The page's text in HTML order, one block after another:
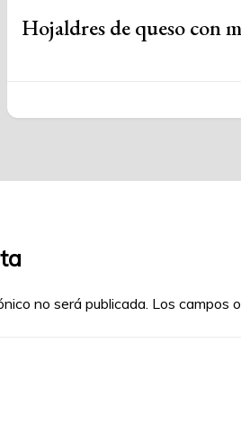
Hojaldres de queso con
no será publicada. Los campos